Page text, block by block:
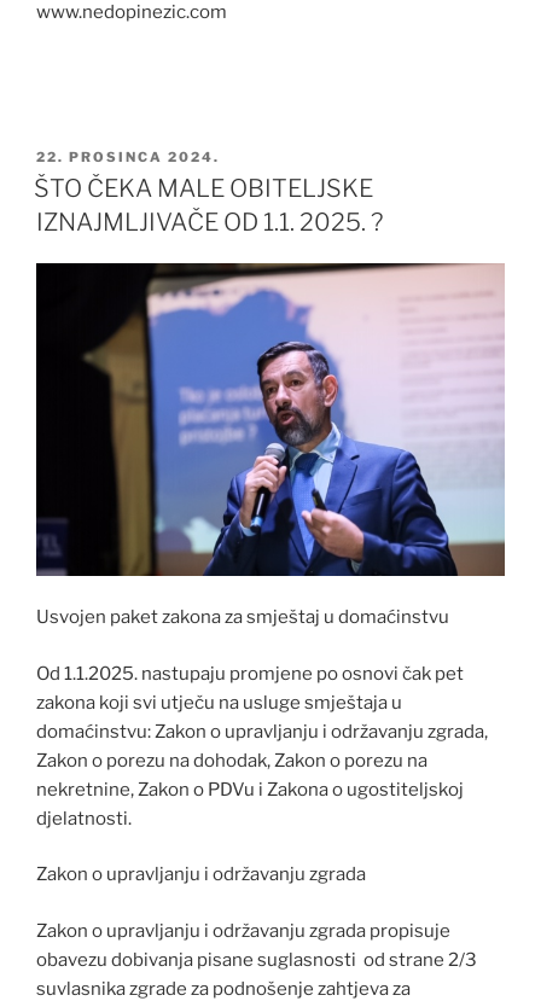
www.nedopinezic.com
OBJAVLJENO
22. PROSINCA 2024.
ŠTO ČEKA MALE OBITELJSKE
IZNAJMLJIVAČE OD 1.1. 2025. ?
Usvojen paket zakona za smještaj u domaćinstvu
Od 1.1.2025. nastupaju promjene po osnovi čak pet
zakona koji svi utječu na usluge smještaja u
domaćinstvu: Zakon o upravljanju i održavanju zgrada,
Zakon o porezu na dohodak, Zakon o porezu na
nekretnine, Zakon o PDVu i Zakona o ugostiteljskoj
djelatnosti.
Zakon o upravljanju i održavanju zgrada
Zakon o upravljanju i održavanju zgrada propisuje
obavezu dobivanja pisane suglasnosti od strane 2/3
suvlasnika zgrade za podnošenje zahtjeva za